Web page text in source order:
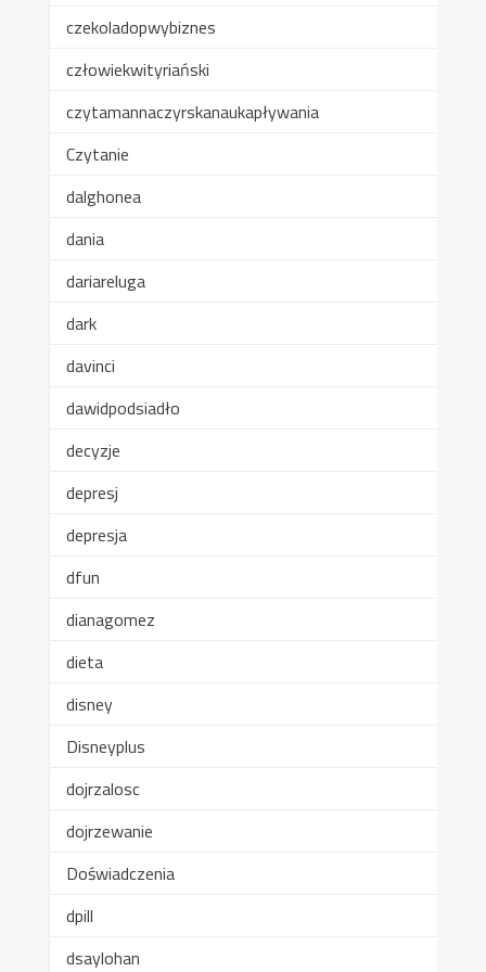
czekoladopwybiznes
człowiekwityriański
czytamannaczyrskanaukapływania
Czytanie
dalghonea
dania
dariareluga
dark
davinci
dawidpodsiadło
decyzje
depresj
depresja
dfun
dianagomez
dieta
disney
Disneyplus
dojrzalosc
dojrzewanie
Doświadczenia
dpill
dsaylohan